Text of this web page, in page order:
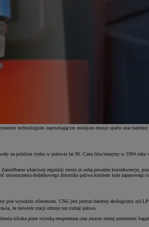
technologiom zapewniającym mniejsze emisje spalin oraz
na polskim rynku w połowie lat 90. Cena litra benzyny w 1994
właściwej regulacji niesie ze sobą poważne konsekwencje,
dodatkowego zbiornika paliwa kosztem koła zapasowego
pod wysokim ciśnieniem. CNG jest jeszcze bardziej ekologiczny niż
że niewiele stacji oferuje ten rodzaj paliwa.
silnika przez wysoką temperaturę oraz jeszcze mniej przestrzeni